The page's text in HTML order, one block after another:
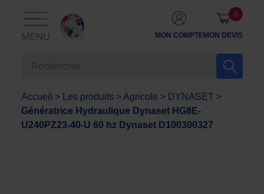
MENU MON COMPTEMON DEVIS
0
Accueil > Les produits >Agricole > DYNASET >
Génératrice Hydraulique Dynaset HG8E-
U240PZ23-40-U 60 hz Dynaset D100300327